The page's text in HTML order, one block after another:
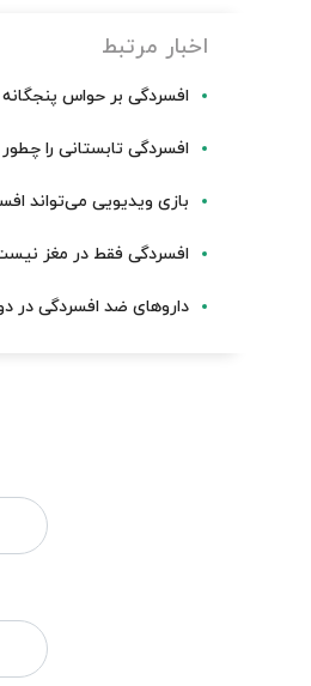
اخبار مرتبط
افسردگی بر حواس پنجگانه
افسردگی تابستانی را
بازی ویدیویی می‌تواند
افسردگی فقط در مغز
داروهای ضد افسردگی در